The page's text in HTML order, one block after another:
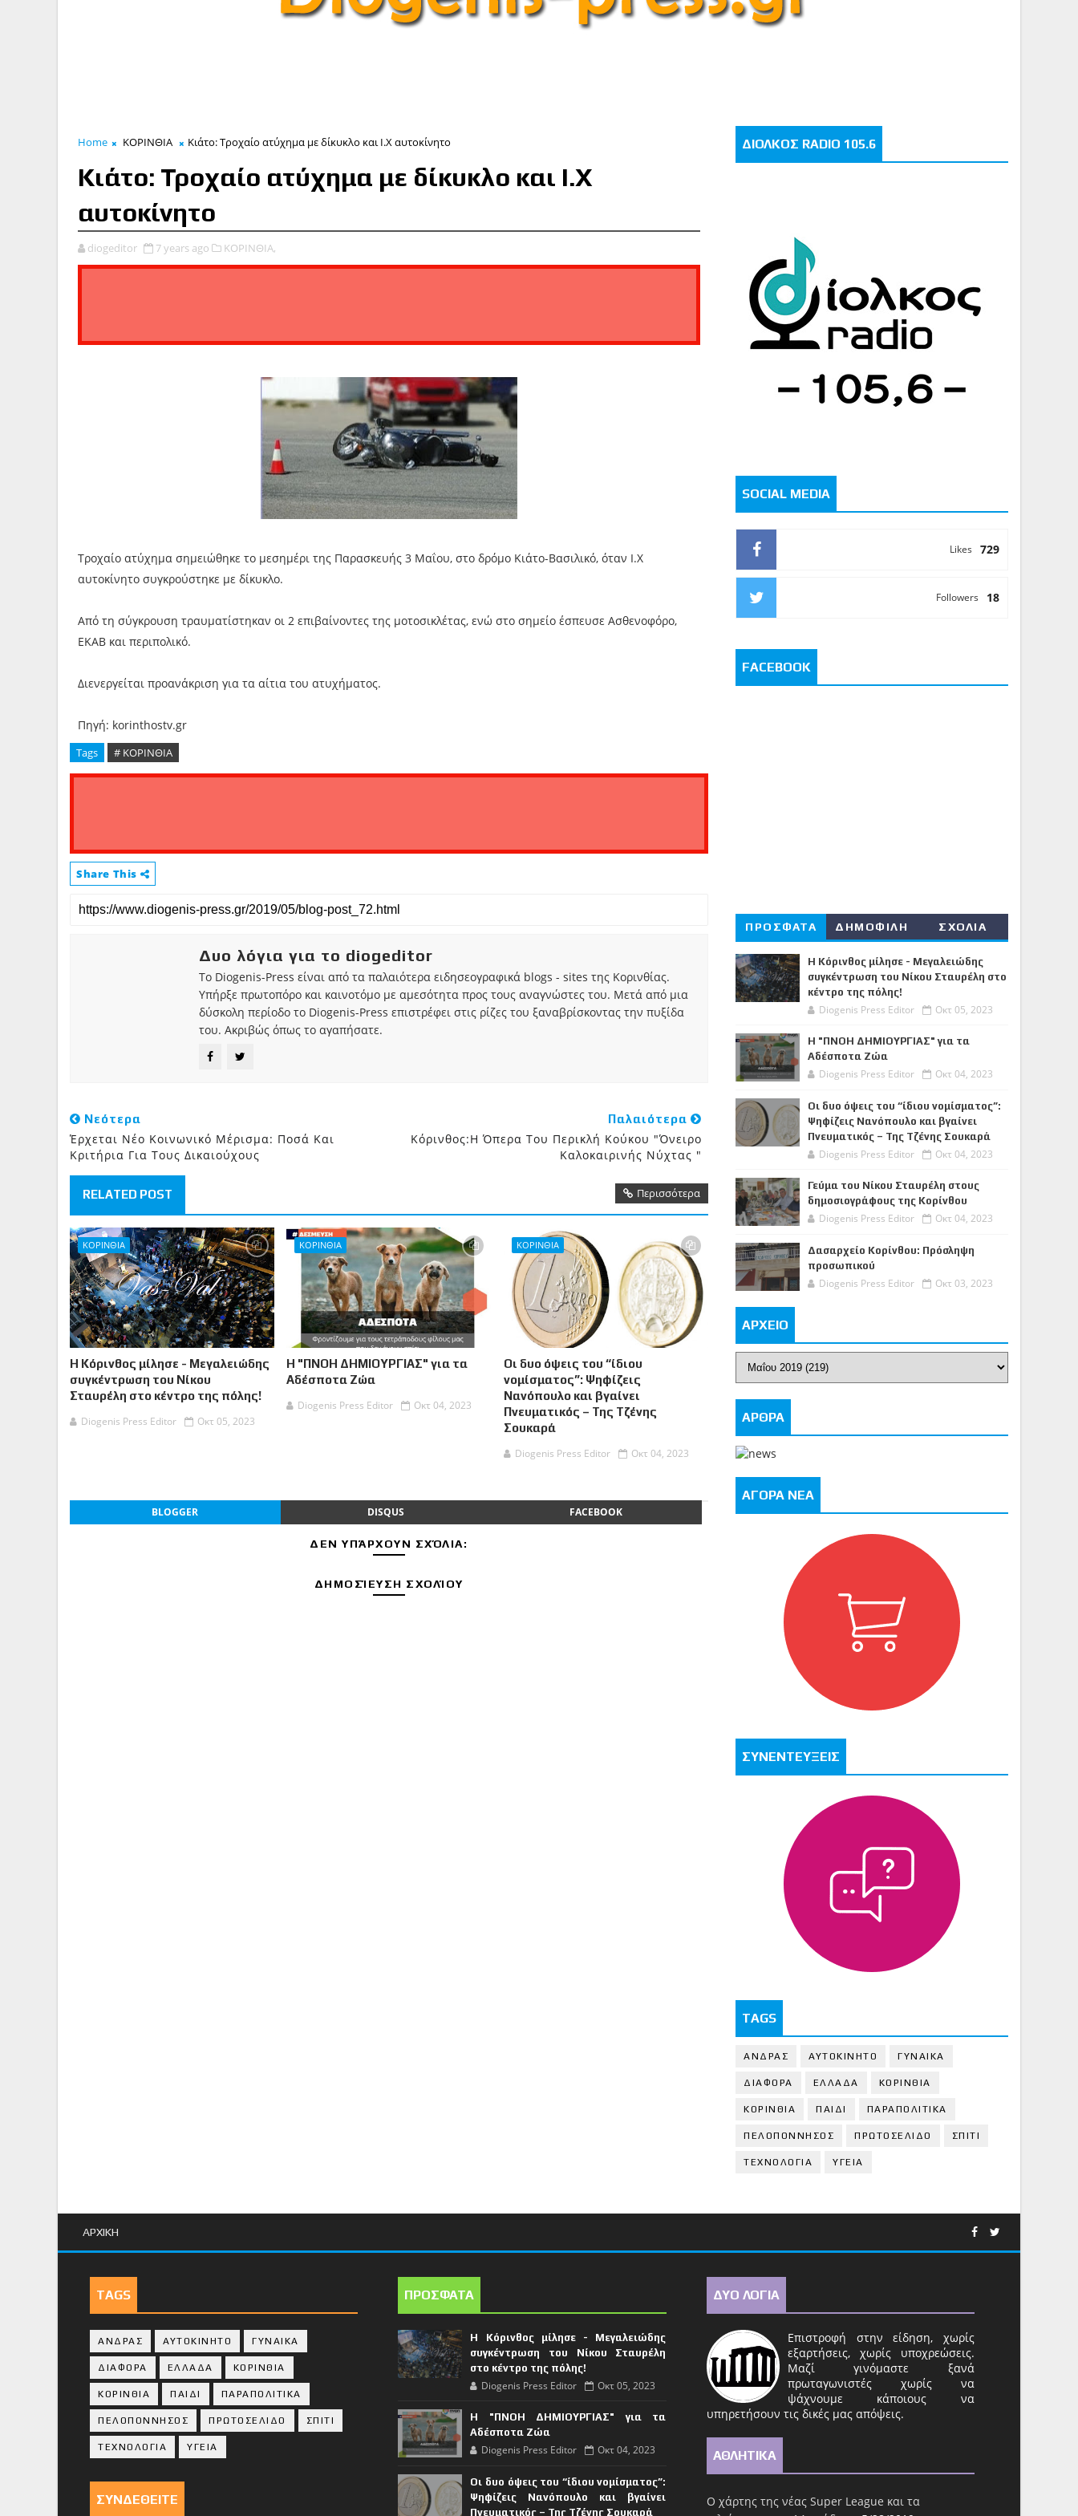
Home ΚΟΡΙΝΘΙΑ Κιάτο: Τροχαίο ατύχημα με δίκυκλο και Ι.Χ αυτοκίνητο
Κιάτο: Τροχαίο ατύχημα με δίκυκλο και Ι.Χ
αυτοκίνητο
diogeditor 7 years ago ΚΟΡΙΝΘΙΑ,
Τροχαίο ατύχημα σημειώθηκε το μεσημέρι της Παρασκευής 3 Μαΐου, στο δρόμο Κιάτο-Βασιλικό, όταν Ι.Χ
αυτοκίνητο συγκρούστηκε με δίκυκλο.
Από τη σύγκρουση τραυματίστηκαν οι 2 επιβαίνοντες της μοτοσικλέτας, ενώ στο σημείο έσπευσε Ασθενοφόρο,
ΕΚΑΒ και περιπολικό.
Διενεργείται προανάκριση για τα αίτια του ατυχήματος.
Πηγή: korinthostv.gr
Tags # ΚΟΡΙΝΘΙΑ
Share This
Δυο λόγια για το diogeditor
Το Diogenis-Press είναι από τα παλαιότερα ειδησεογραφικά blogs - sites της Κορινθίας.
Υπήρξε πρωτοπόρο και καινοτόμο με αμεσότητα προς τους αναγνώστες του. Μετά από μια
δύσκολη περίοδο το Diogenis-Press επιστρέφει στις ρίζες του ξαναβρίσκοντας την πυξίδα
του. Ακριβώς όπως το αγαπήσατε.
Νεότερα
Έρχεται Νέο Κοινωνικό Μέρισμα: Ποσά Και
Κριτήρια Για Τους Δικαιούχους
Παλαιότερα
Κόρινθος:Η Όπερα Του Περικλή Κούκου "Όνειρο
Καλοκαιρινής Νύχτας "
RELATED POST Περισσότερα
ΚΟΡΙΝΘΙΑ
Η Κόρινθος μίλησε - Μεγαλειώδης
συγκέντρωση του Νίκου
Σταυρέλη στο κέντρο της πόλης!
Diogenis Press Editor
Οκτ 05, 2023
ΚΟΡΙΝΘΙΑ
Η "ΠΝΟΗ ΔΗΜΙΟΥΡΓΙΑΣ" για τα
Αδέσποτα Ζώα
Diogenis Press Editor
Οκτ 04, 2023
ΚΟΡΙΝΘΙΑ
Οι δυο όψεις του “ίδιου
νομίσματος”: Ψηφίζεις
Νανόπουλο και βγαίνει
Πνευματικός – Της Τζένης
Σουκαρά
Diogenis Press Editor
Οκτ 04, 2023
BLOGGER DISQUS FACEBOOK
ΔΕΝ ΥΠΆΡΧΟΥΝ ΣΧΌΛΙΑ:
ΔΗΜΟΣΊΕΥΣΗ ΣΧΟΛΊΟΥ
ΔΙΟΛΚΟΣ RADIO 105.6
SOCIAL MEDIA
729
Likes
18
Followers
FACEBOOK
ΠΡΟΣΦΑΤΑ ΔΗΜΟΦΙΛΗ ΣΧΟΛΙΑ
Η Κόρινθος μίλησε - Μεγαλειώδης
συγκέντρωση του Νίκου Σταυρέλη στο
κέντρο της πόλης!
Diogenis Press Editor Οκτ 05, 2023
Η "ΠΝΟΗ ΔΗΜΙΟΥΡΓΙΑΣ" για τα
Αδέσποτα Ζώα
Diogenis Press Editor Οκτ 04, 2023
Οι δυο όψεις του “ίδιου νομίσματος”:
Ψηφίζεις Νανόπουλο και βγαίνει
Πνευματικός – Της Τζένης Σουκαρά
Diogenis Press Editor Οκτ 04, 2023
Γεύμα του Νίκου Σταυρέλη στους
δημοσιογράφους της Κορίνθου
Diogenis Press Editor Οκτ 04, 2023
Δασαρχείο Κορίνθου: Πρόσληψη
προσωπικού
Diogenis Press Editor Οκτ 03, 2023
ΑΡΧΕΙΟ
ΑΡΘΡΑ
ΑΓΟΡΑ ΝΕΑ
ΣΥΝΕΝΤΕΥΞΕΙΣ
TAGS
ΑΝΔΡΑΣ ΑΥΤΟΚΙΝΗΤΟ ΓΥΝΑΙΚΑ
ΔΙΑΦΟΡΑ ΕΛΛΑΔΑ ΚΟΡΙΝΘΙΑ
ΚΟΡΙΝΘΙA ΠΑΙΔΙ ΠΑΡΑΠΟΛΙΤΙΚΑ
ΠΕΛΟΠΟΝΝΗΣΟΣ ΠΡΩΤΟΣΕΛΙΔΟ ΣΠΙΤΙ
ΤΕΧΝΟΛΟΓΙΑ ΥΓΕΙΑ
ΑΡΧΙΚΗ
TAGS
ΑΝΔΡΑΣ ΑΥΤΟΚΙΝΗΤΟ ΓΥΝΑΙΚΑ
ΔΙΑΦΟΡΑ ΕΛΛΑΔΑ ΚΟΡΙΝΘΙΑ
ΚΟΡΙΝΘΙA ΠΑΙΔΙ ΠΑΡΑΠΟΛΙΤΙΚΑ
ΠΕΛΟΠΟΝΝΗΣΟΣ ΠΡΩΤΟΣΕΛΙΔΟ ΣΠΙΤΙ
ΤΕΧΝΟΛΟΓΙΑ ΥΓΕΙΑ
ΣΥΝΔΕΘΕΙΤΕ
ΠΡΟΣΦΑΤΑ
Η Κόρινθος μίλησε - Μεγαλειώδης
συγκέντρωση του Νίκου Σταυρέλη
στο κέντρο της πόλης!
Diogenis Press Editor Οκτ 05, 2023
Η "ΠΝΟΗ ΔΗΜΙΟΥΡΓΙΑΣ" για τα
Αδέσποτα Ζώα
Diogenis Press Editor Οκτ 04, 2023
Οι δυο όψεις του “ίδιου νομίσματος”:
Ψηφίζεις Νανόπουλο και βγαίνει
Πνευματικός – Της Τζένης Σουκαρά
ΔΥΟ ΛΟΓΙΑ
Επιστροφή στην είδηση, χωρίς
εξαρτήσεις, χωρίς υποχρεώσεις.
Μαζί γινόμαστε ξανά
πρωταγωνιστές χωρίς να
ψάχνουμε κάποιους να
υπηρετήσουν τις δικές μας απόψεις.
ΑΘΛΗΤΙΚΑ
Ο χάρτης της νέας Super League και τα